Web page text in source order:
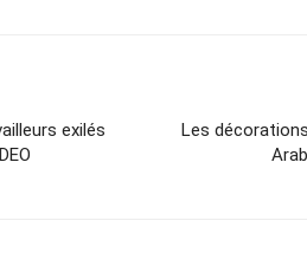
exilés
Les